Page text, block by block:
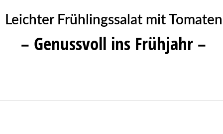
Leichter Frühlingssalat mit Tomaten
– Genussvoll ins Frühjahr –